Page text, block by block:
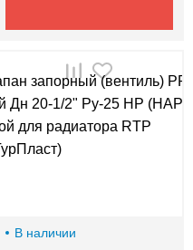
В наличии